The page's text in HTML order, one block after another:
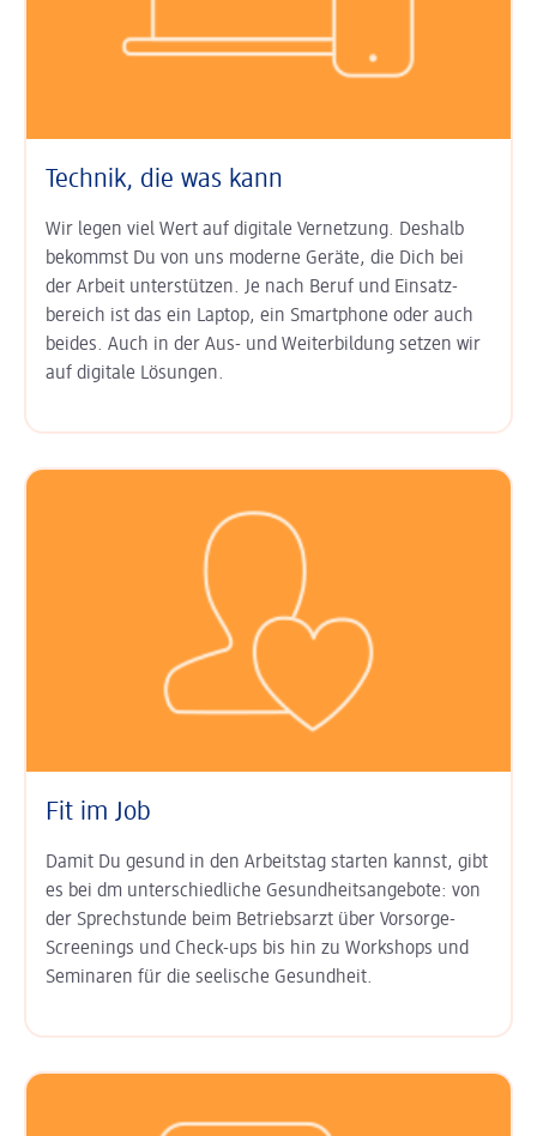
Technik, die was kann
Wir legen viel Wert auf digitale Ver­netzung. Deshalb
bekommst Du von uns moderne Geräte, die Dich bei
der Arbeit unter­stützen. Je nach Beruf und Einsatz­
bereich ist das ein Laptop, ein Smart­phone oder auch
beides. Auch in der Aus- und Weiter­bildung setzen wir
auf digitale Lösungen.
Fit im Job
Damit Du gesund in den Arbeits­tag starten kannst, gibt
es bei dm unter­schied­liche Gesundheits­angebote: von
der Sprech­stunde beim Betriebs­arzt über Vor­sorge-
Screenings und Check-ups bis hin zu Work­shops und
Semi­naren für die seelische Gesund­heit.